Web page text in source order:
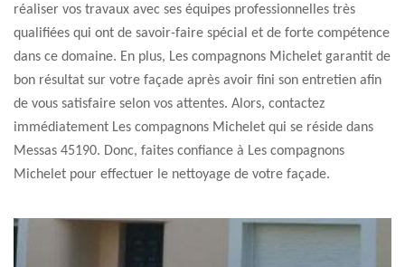
réaliser vos travaux avec ses équipes professionnelles très
qualifiées qui ont de savoir-faire spécial et de forte compétence
dans ce domaine. En plus, Les compagnons Michelet garantit de
bon résultat sur votre façade après avoir fini son entretien afin
de vous satisfaire selon vos attentes. Alors, contactez
immédiatement Les compagnons Michelet qui se réside dans
Messas 45190. Donc, faites confiance à Les compagnons
Michelet pour effectuer le nettoyage de votre façade.